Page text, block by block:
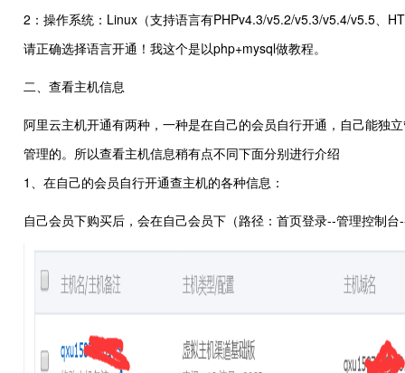
2：操作系统：Linux（支持语言有PHPv4.3/v5.2/v5.3/v5.4/v5.5、
请正确选择语言开通！我这个是以php+mysql做教程。
二、查看主机信息
阿里云主机开通有两种，一种是在自己的会员自行开通，自己能独
管理的。所以查看主机信息稍有点不同下面分别进行介绍
1、在自己的会员自行开通查主机的各种信息：
自己会员下购买后，会在自己会员下（路径：首页登录--管理控制